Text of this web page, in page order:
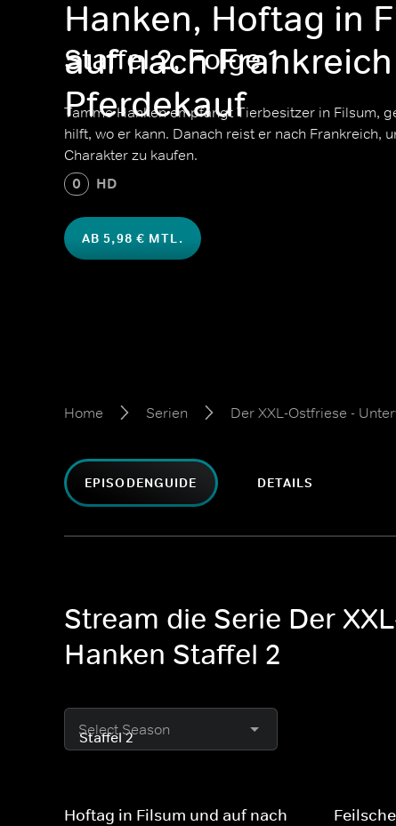
Hanken, Hoftag in
auf nach
Pferdekauf
Staffel 2, Folge 1
Tamme Hanken empfängt Tierbesitzer in Filsum,
hilft, wo er kann. Danach reist er nach Frankreich,
Charakter zu kaufen.
0 HD
AB 5,98 € MTL.
Home Serien Der XXL-Ostfriese -
EPISODENGUIDE DETAILS
Stream die Serie Der
Hanken Staffel 2
Select Season
Hoftag in Filsum und auf nach